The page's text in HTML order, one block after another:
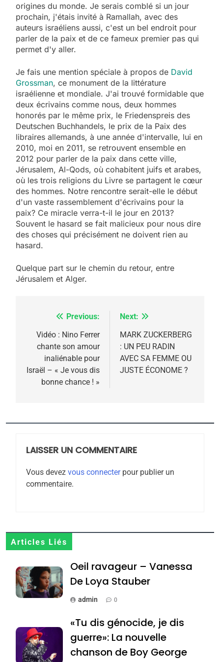
origines du monde. Je serais comblé si un jour
prochain, j'étais invité à Ramallah, avec des
auteurs israéliens aussi, c'est un bel endroit pour
parler de la paix et de ce fameux premier pas qui
permet d'y aller.
Je fais une mention spéciale à propos de David
Grossman, ce monument de la littérature
israélienne et mondiale. J'ai trouvé formidable que
deux écrivains comme nous, deux hommes
honorés par le même prix, le Friedenspreis des
Deutschen Buchhandels, le prix de la Paix des
libraires allemands, à une année d'intervalle, lui en
2010, moi en 2011, se retrouvent ensemble en
2012 pour parler de la paix dans cette ville,
Jérusalem, Al-Qods, où cohabitent juifs et arabes,
où les trois religions du Livre se partagent le cœur
des hommes. Notre rencontre serait-elle le début
d'un vaste rassemblement d'écrivains pour la
paix? Ce miracle verra-t-il le jour en 2013?
Souvent le hasard se fait malicieux pour nous dire
des choses qui précisément ne doivent rien au
hasard.
Quelque part sur le chemin du retour, entre
Jérusalem et Alger.
Navigation
de
l’article
Previous:
Vidéo : Nino Ferrer
chante son amour
inaliénable pour
Israël – « Je vous dis
bonne chance ! »
Next:
MARK ZUCKERBERG
: UN PEU RADIN
AVEC SA FEMME OU
JUSTE ÉCONOME ?
LAISSER UN COMMENTAIRE
Vous devez vous connecterpour publier un
commentaire.
Articles Liés
Oeil ravageur – Vanessa
De Loya Stauber
admin 0
«Tu dis génocide, je dis
guerre»: La nouvelle
chanson de Boy George
2025, l’année la plus
meurtrière selon le
rapport d’ADL contre
FRANCE ISRAÉL
FIÈRE, DIGNE ET RÉSILIENTE :
MA JUDAÏTE par Thérèse
ISRAÉL JUDAISME
7
8
Tafraout, le miel de Tadla
Azilal consacrés produits
du terroir
DAFINA MAROC
Oeil ravageur – Vanessa
De Loya Stauber
ISRAÉL